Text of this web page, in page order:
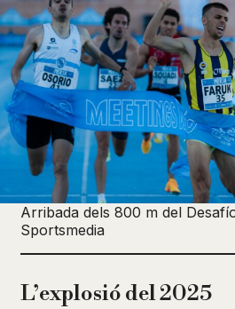
Arribada dels 800 m del
Sportsmedia
L’explosió del 2025